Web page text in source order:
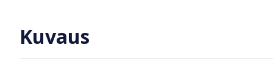
Kuvaus